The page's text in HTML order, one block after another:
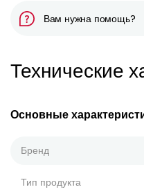
Вам нужна помощь?
Технические
Основные
Бренд
Тип продукта